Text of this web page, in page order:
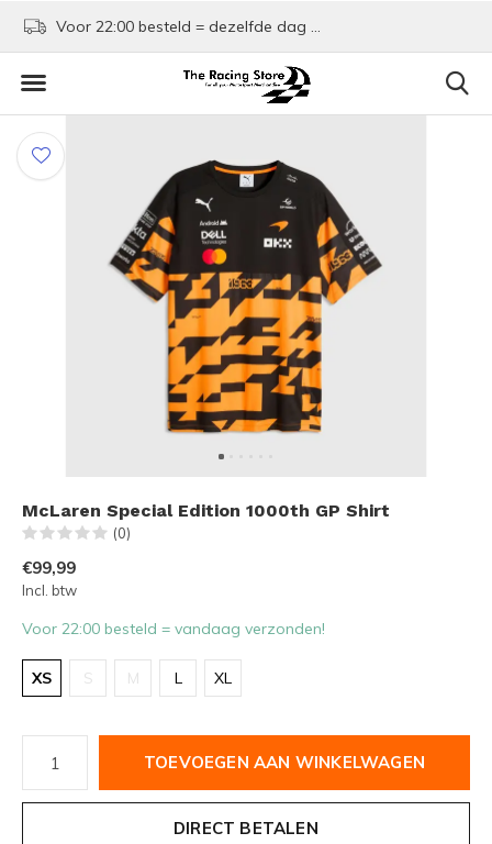
Voor 22:00 besteld = dezelfde dag verzonden!
McLaren Special Edition 1000th GP Shirt
(0)
€99,99
Incl. btw
Voor 22:00 besteld = vandaag verzonden!
XS S M L XL
TOEVOEGEN AAN WINKELWAGEN
DIRECT BETALEN